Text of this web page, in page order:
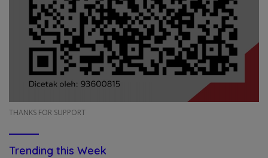
THANKS FOR SUPPORT
Trending this Week